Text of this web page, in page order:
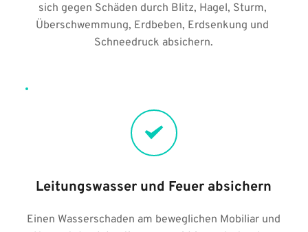
sich gegen Schäden durch Blitz, Hagel, Sturm,
Überschwemmung, Erdbeben, Erdsenkung und
Schneedruck absichern.
Leitungswasser und Feuer absichern
Einen Wasserschaden am beweglichen Mobiliar und